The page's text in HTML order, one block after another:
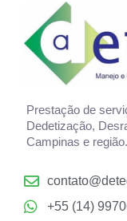
Prestação de
Dedetização,
Campinas e região.
+55 (14)